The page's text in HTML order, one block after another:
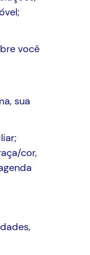
você
sua
cor,